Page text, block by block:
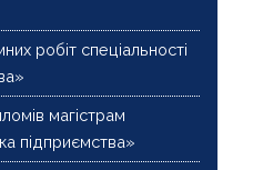
робіт спеціальності
магістрам
підприємства»